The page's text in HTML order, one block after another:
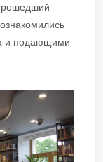
и подающими